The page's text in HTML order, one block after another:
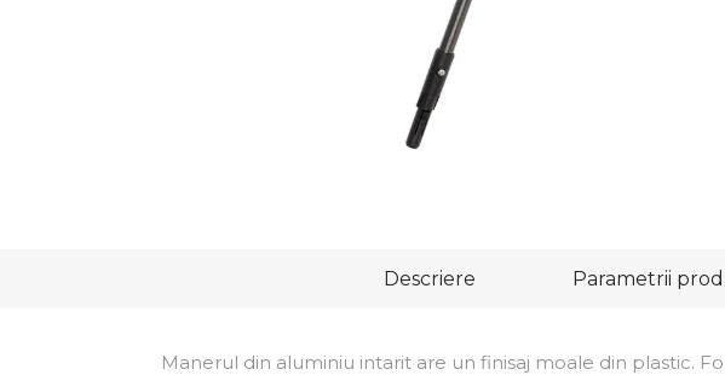
Descriere Parametrii
Manerul din aluminiu intarit are un finisaj moale din plastic.